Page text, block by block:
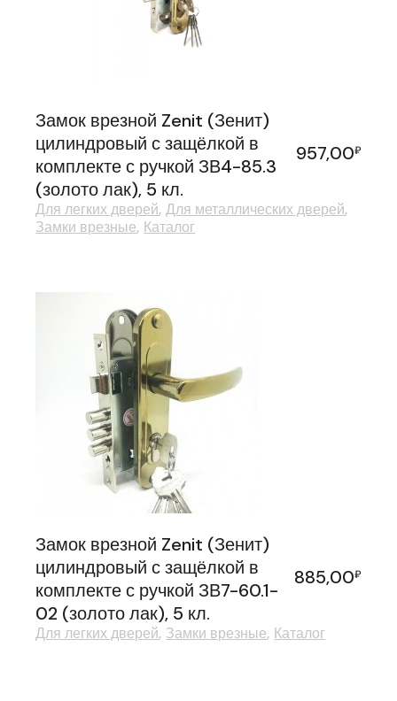
Замок врезной Zenit (Зенит)
цилиндровый с защёлкой в
комплекте с ручкой ЗВ4-85.3
(золото лак), 5 кл.
957,00₽
Для легких дверей Для металлических дверей
Замки врезные Каталог
Замок врезной Zenit (Зенит)
цилиндровый с защёлкой в
комплекте с ручкой ЗВ7-60.1-
02 (золото лак), 5 кл.
885,00₽
Для легких дверей Замки врезные Каталог